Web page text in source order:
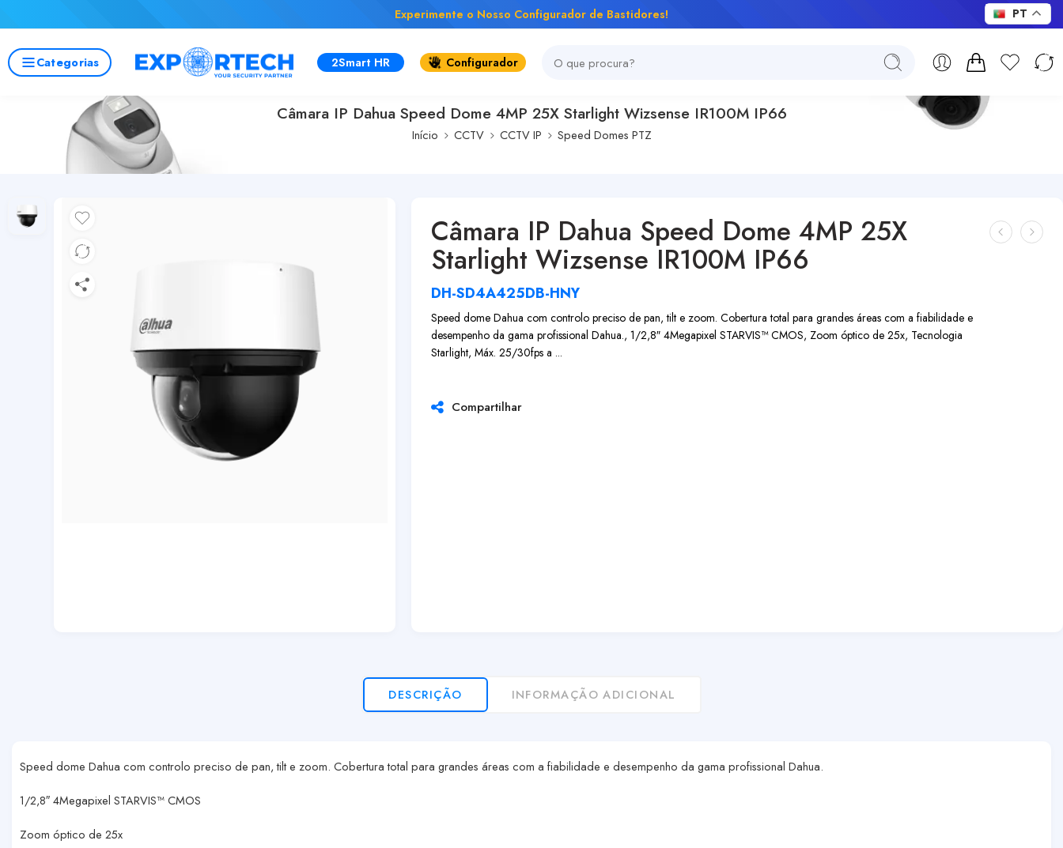
Experimente o Nosso Configurador de Bastidores!
Categorias 2Smart HR Configurador
Câmara IP Dahua Speed Dome 4MP 25X Starlight Wizsense IR100M IP66
Início CCTV CCTV IP Speed Domes PTZ
Câmara IP Dahua Speed Dome 4MP 25X
Starlight Wizsense IR100M IP66
DH-SD4A425DB-HNY
Speed dome Dahua com controlo preciso de pan, tilt e zoom. Cobertura total para grandes áreas com a fiabilidade e
desempenho da gama profissional Dahua., 1/2,8″ 4Megapixel STARVIS™ CMOS, Zoom óptico de 25x, Tecnologia
Starlight, Máx. 25/30fps a ...
Compartilhar
DESCRIÇÃO INFORMAÇÃO ADICIONAL
Speed dome Dahua com controlo preciso de pan, tilt e zoom. Cobertura total para grandes áreas com a fiabilidade e desempenho da gama profissional Dahua.
1/2,8″ 4Megapixel STARVIS™ CMOS
Zoom óptico de 25x
PT